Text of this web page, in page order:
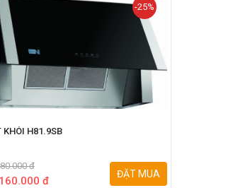
-25%
KHÓI H81.9SB
đ
đ
ĐẶT MUA